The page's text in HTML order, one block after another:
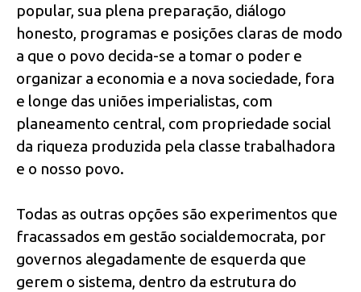
popular, sua plena preparação, diálogo
honesto, programas e posições claras de modo
a que o povo decida-se a tomar o poder e
organizar a economia e a nova sociedade, fora
e longe das uniões imperialistas, com
planeamento central, com propriedade social
da riqueza produzida pela classe trabalhadora
e o nosso povo.
Todas as outras opções são experimentos que
fracassados em gestão socialdemocrata, por
governos alegadamente de esquerda que
gerem o sistema, dentro da estrutura do